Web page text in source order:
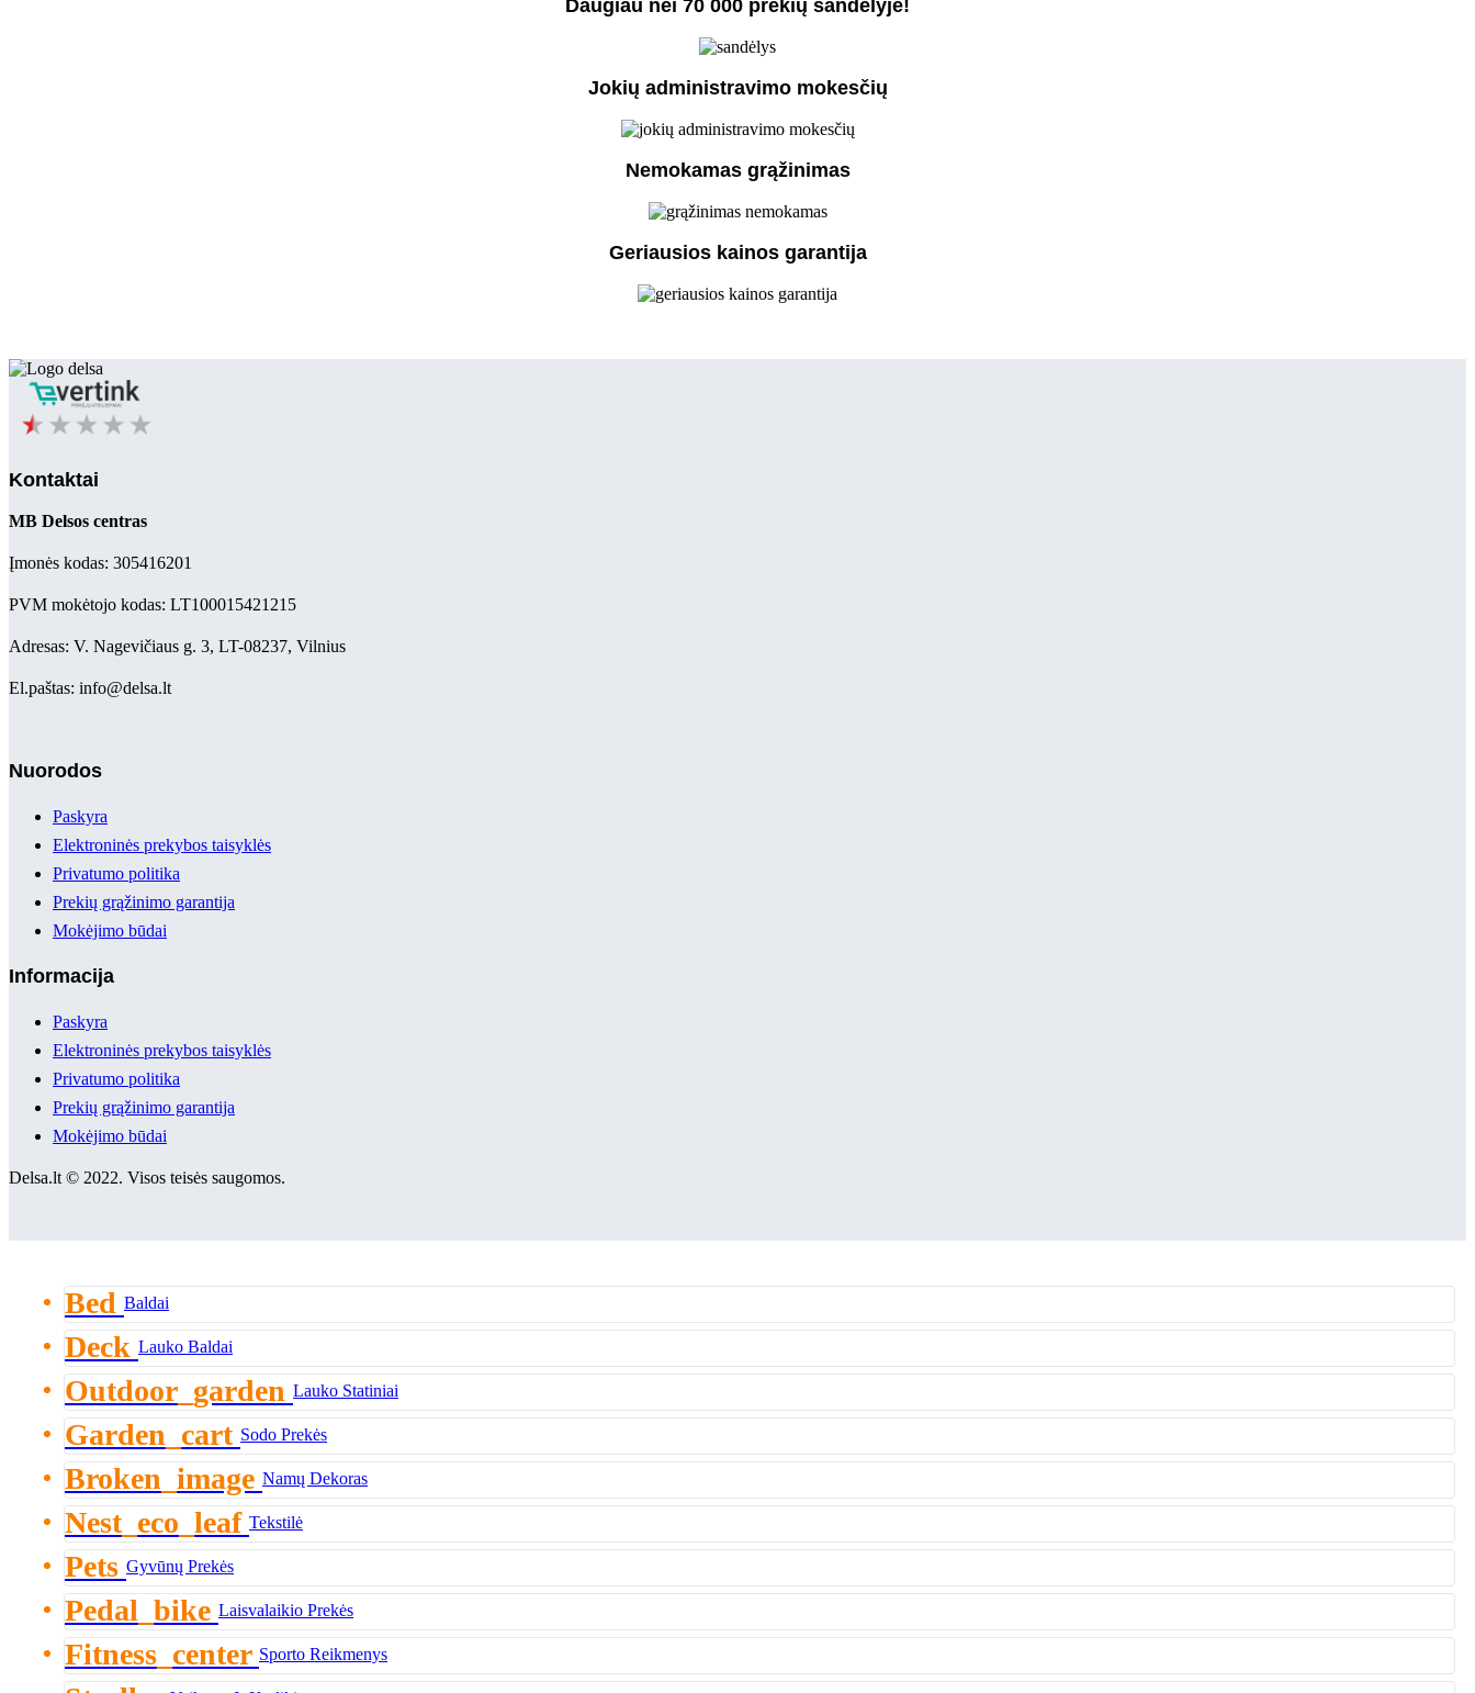
Daugiau nei 70 000 prekių sandėlyje!
Jokių administravimo mokesčių
Nemokamas grąžinimas
Geriausios kainos garantija
Kontaktai
MB Delsos centras
Įmonės kodas: 305416201
PVM mokėtojo kodas: LT100015421215
Adresas: V. Nagevičiaus g. 3, LT-08237, Vilnius
El.paštas: info@delsa.lt
Nuorodos
Paskyra
Elektroninės prekybos taisyklės
Privatumo politika
Prekių grąžinimo garantija
Mokėjimo būdai
Informacija
Paskyra
Elektroninės prekybos taisyklės
Privatumo politika
Prekių grąžinimo garantija
Mokėjimo būdai
Delsa.lt © 2022. Visos teisės saugomos.
Bed Baldai
Deck Lauko Baldai
Outdoor_garden Lauko Statiniai
Garden_cart Sodo Prekės
Broken_image Namų Dekoras
Nest_eco_leaf Tekstilė
Pets Gyvūnų Prekės
Pedal_bike Laisvalaikio Prekės
Fitness_center Sporto Reikmenys